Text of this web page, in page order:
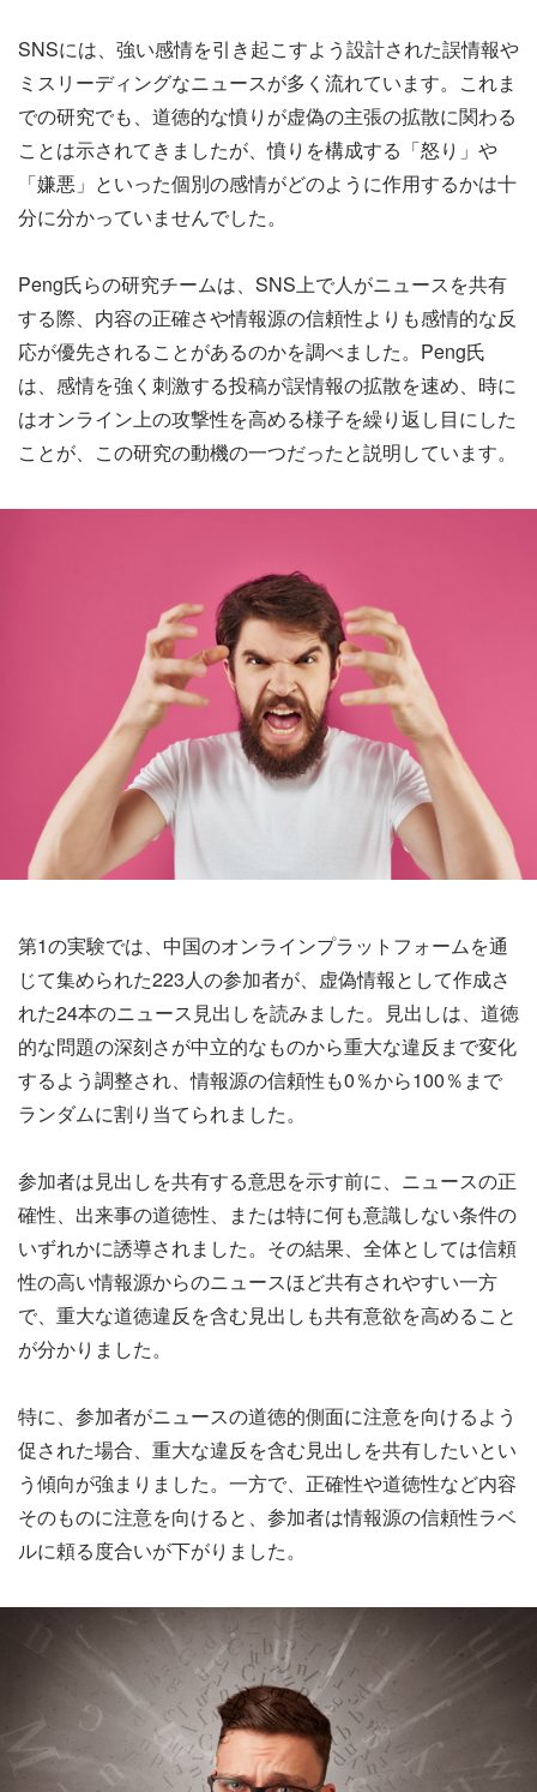
SNSには、強い感情を引き起こすよう設計された誤情報や
ミスリーディングなニュースが多く流れています。これま
での研究でも、道徳的な憤りが虚偽の主張の拡散に関わる
ことは示されてきましたが、憤りを構成する「怒り」や
「嫌悪」といった個別の感情がどのように作用するかは十
分に分かっていませんでした。
Peng氏らの研究チームは、SNS上で人がニュースを共有
する際、内容の正確さや情報源の信頼性よりも感情的な反
応が優先されることがあるのかを調べました。Peng氏
は、感情を強く刺激する投稿が誤情報の拡散を速め、時に
はオンライン上の攻撃性を高める様子を繰り返し目にした
ことが、この研究の動機の一つだったと説明しています。
第1の実験では、中国のオンラインプラットフォームを通
じて集められた223人の参加者が、虚偽情報として作成さ
れた24本のニュース見出しを読みました。見出しは、道徳
的な問題の深刻さが中立的なものから重大な違反まで変化
するよう調整され、情報源の信頼性も0％から100％まで
ランダムに割り当てられました。
参加者は見出しを共有する意思を示す前に、ニュースの正
確性、出来事の道徳性、または特に何も意識しない条件の
いずれかに誘導されました。その結果、全体としては信頼
性の高い情報源からのニュースほど共有されやすい一方
で、重大な道徳違反を含む見出しも共有意欲を高めること
が分かりました。
特に、参加者がニュースの道徳的側面に注意を向けるよう
促された場合、重大な違反を含む見出しを共有したいとい
う傾向が強まりました。一方で、正確性や道徳性など内容
そのものに注意を向けると、参加者は情報源の信頼性ラベ
ルに頼る度合いが下がりました。